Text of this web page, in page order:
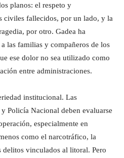
planos: el respeto y
civiles fallecidos, por un lado, y la
por otro. Gadea ha
las familias y compañeros de los
ese dolor no sea utilizado como
entre administraciones.
institucional. Las
Policía Nacional deben evaluarse
especialmente en
como el narcotráfico, la
vinculados al litoral. Pero